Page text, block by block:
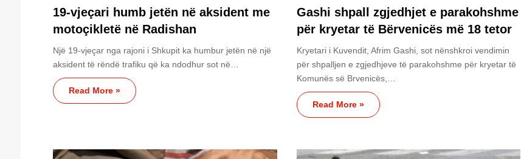
19-vjeçari humb jetën në aksident me
motoçikletë në Radishan
Një 19-vjeçar nga rajoni i Shkupit ka humbur jetën në një
aksident të rëndë trafiku që ka ndodhur sot në…
Read More »
Gashi shpall zgjedhjet e parakohshme
për kryetar të Bërvenicës më 18 tetor
Kryetari i Kuvendit, Afrim Gashi, sot nënshkroi vendimin
për shpalljen e zgjedhjeve të parakohshme për kryetar të
Komunës së Brvenicës,…
Read More »